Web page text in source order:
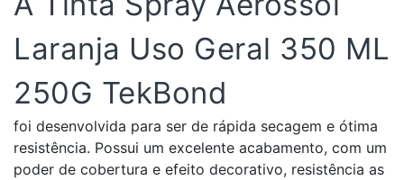
Laranja Uso Geral 350 ML
250G TekBond
foi desenvolvida para ser de rápida secagem e ótima
resistência. Possui um excelente acabamento, com um
poder de cobertura e efeito decorativo, resistência as